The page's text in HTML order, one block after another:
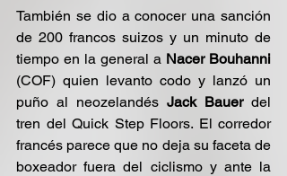
También se dio a conocer una sanción
de 200 francos suizos y un minuto de
tiempo en la general a
(COF) quien levanto codo y lanzó un
puño al neozelandés Jack Bauer del
tren del Quick Step Floors. El corredor
francés parece que no deja su faceta de
boxeador fuera del ciclismo y ante la